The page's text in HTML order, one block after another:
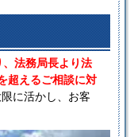
法務局長より法
超えるご相談に対
に活かし、お客